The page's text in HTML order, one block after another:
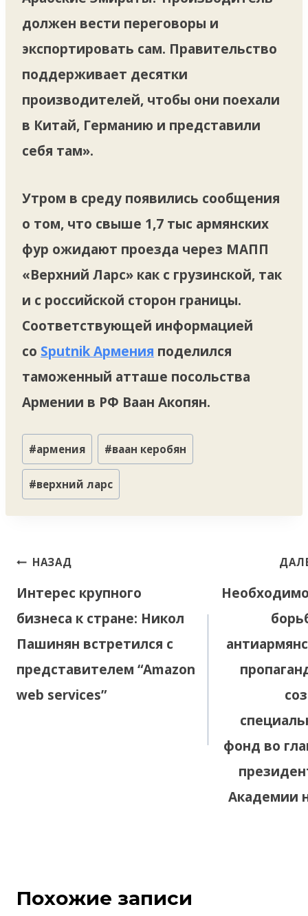
должен вести переговоры и
экспортировать сам. Правительство
поддерживает десятки
производителей, чтобы они поехали
в Китай, Германию и представили
себя там».
Утром в среду появились сообщения
о том, что свыше 1,7 тыс армянских
фур ожидают проезда через МАПП
«Верхний Ларс» как с грузинской, так
и с российской сторон границы.
Соответствующей информацией
со Sputnik Армения поделился
таможенный атташе посольства
Армении в РФ Ваан Акопян.
Метки
записи:
#армения #ваан керобян
#верхний ларс
Навигация
записям
НАЗАД
Интерес крупного
бизнеса к стране: Никол
Пашинян встретился с
представителем “Amazon
web services”
фонд во
Академии
Похожие записи